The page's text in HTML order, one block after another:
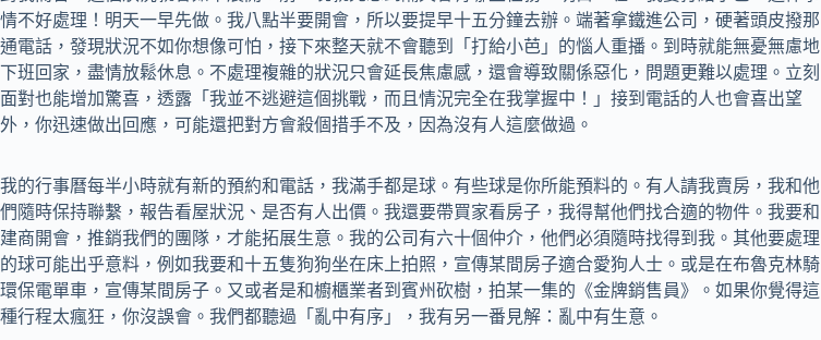
情不好處理！明天一早先做。我八點半要開會，所以要提早十五分鐘去辦。端著拿鐵進公司，硬著頭皮撥那
通電話，發現狀況不如你想像可怕，接下來整天就不會聽到「打給小芭」的惱人重播。到時就能無憂無慮地
下班回家，盡情放鬆休息。不處理複雜的狀況只會延長焦慮感，還會導致關係惡化，問題更難以處理。立刻
面對也能增加驚喜，透露「我並不逃避這個挑戰，而且情況完全在我掌握中！」接到電話的人也會喜出望
外，你迅速做出回應，可能還把對方會殺個措手不及，因為沒有人這麼做過。
我的行事曆每半小時就有新的預約和電話，我滿手都是球。有些球是你所能預料的。有人請我賣房，我和他
們隨時保持聯繫，報告看屋狀況、是否有人出價。我還要帶買家看房子，我得幫他們找合適的物件。我要和
建商開會，推銷我們的團隊，才能拓展生意。我的公司有六十個仲介，他們必須隨時找得到我。其他要處理
的球可能出乎意料，例如我要和十五隻狗狗坐在床上拍照，宣傳某間房子適合愛狗人士。或是在布魯克林騎
環保電單車，宣傳某間房子。又或者是和櫥櫃業者到賓州砍樹，拍某一集的《金牌銷售員》。如果你覺得這
種行程太瘋狂，你沒誤會。我們都聽過「亂中有序」，我有另一番見解：亂中有生意。